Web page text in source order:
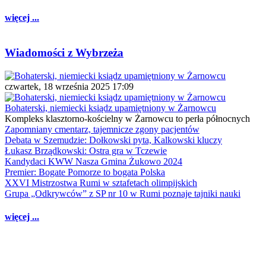
więcej ...
Wiadomości z Wybrzeża
czwartek, 18 września 2025 17:09
Bohaterski, niemiecki ksiądz upamiętniony w Żarnowcu
Kompleks klasztorno-kościelny w Żarnowcu to perła północnych
Zapomniany cmentarz, tajemnicze zgony pacjentów
Debata w Szemudzie: Dołkowski pyta, Kalkowski kluczy
Łukasz Brządkowski: Ostra gra w Tczewie
Kandydaci KWW Nasza Gmina Żukowo 2024
Premier: Bogate Pomorze to bogata Polska
XXVI Mistrzostwa Rumi w sztafetach olimpijskich
Grupa „Odkrywców” z SP nr 10 w Rumi poznaje tajniki nauki
więcej ...